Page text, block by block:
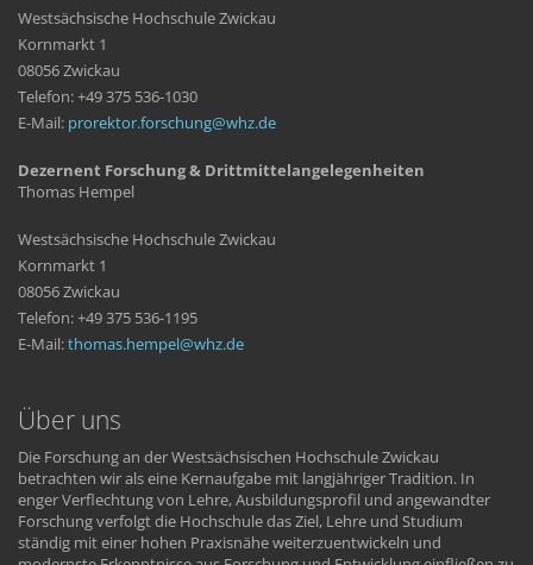
Westsächsische Hochschule Zwickau
Kornmarkt 1
08056 Zwickau
Telefon: +49 375 536-1030
E-Mail: prorektor.forschung whzde
Dezernent Forschung & Drittmittelangelegenheiten
Thomas Hempel
Westsächsische Hochschule Zwickau
Kornmarkt 1
08056 Zwickau
Telefon: +49 375 536-1195
E-Mail:thomas.hempel whzde
Über uns
Die Forschung an der Westsächsischen Hochschule Zwickau
betrachten wir als eine Kernaufgabe mit langjähriger Tradition. In
enger Verflechtung von Lehre, Ausbildungsprofil und angewandter
Forschung verfolgt die Hochschule das Ziel, Lehre und Studium
ständig mit einer hohen Praxisnähe weiterzuentwickeln und